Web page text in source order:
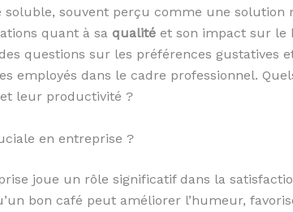
soluble, souvent perçu comme une solution
quant à sa qualité et son impact sur le
questions sur les préférences gustatives
employés dans le cadre professionnel.
leur productivité ?
en entreprise ?
joue un rôle significatif dans la
bon café peut améliorer l’humeur,